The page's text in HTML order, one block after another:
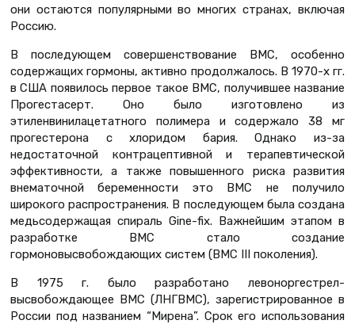
они остаются популярными во многих странах, включая
Россию.
В последующем совершенствование ВМС, особенно
содержащих гормоны, активно продолжалось. В 1970-х гг.
в США появилось первое такое ВМС, получившее название
Прогестасерт. Оно было изготовлено из
этиленвинилацетатного полимера и содержало 38 мг
прогестерона с хлоридом бария. Однако из-за
недостаточной контрацептивной и терапевтической
эффективности, а также повышенного риска развития
внематочной беременности это ВМС не получило
широкого распространения. В последующем была создана
медьсодержащая спираль Gine-fix. Важнейшим этапом в
разработке ВМС стало создание
гормоновысвобождающих систем (ВМС III поколения).
В 1975 г. было разработано левоноргестрел-
высвобождающее ВМС (ЛНГВМС), зарегистрированное в
России под названием “Мирена”. Срок его использования